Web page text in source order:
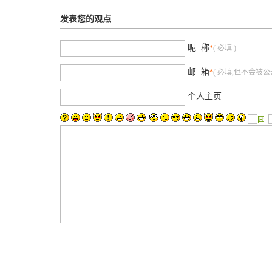
发表您的观点
昵 称*( 必填 )
邮 箱*( 必填,但不会被公
个人主页